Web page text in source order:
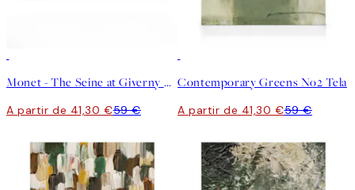
Monet - The Seine at Giverny Tela
A partir de 41,30 €59 €
Contemporary Greens No2 Tela
A partir de 41,30 €59 €